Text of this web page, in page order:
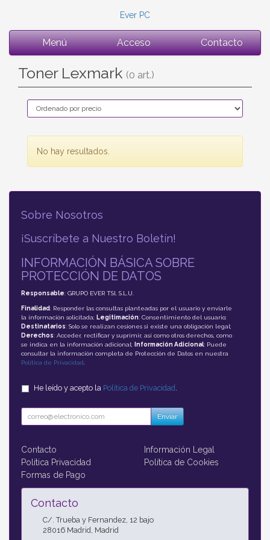
Ever PC
Menú Acceso Contacto
Toner Lexmark (0 art.)
No hay resultados.
Sobre Nosotros
¡Suscríbete a Nuestro Boletín!
INFORMACIÓN BÁSICA SOBRE
PROTECCIÓN DE DATOS
Responsable: GRUPO EVER TSI, S.L.U.
Finalidad: Responder las consultas planteadas por el usuario y enviarle
la información solicitada; Legitimación: Consentimiento del usuario;
Destinatarios: Solo se realizan cesiones si existe una obligación legal;
Derechos: Acceder, rectificar y suprimir, así como otros derechos, como
se indica en la información adicional;
Información Adicional: Puede
consultar la información completa de Protección de Datos en nuestra
Política de Privacidad
He leído y acepto la Política de Privacidad .
Enviar
Contacto
Información Legal
Política Privacidad
Política de Cookies
Formas de Pago
Contacto
C/. Trueba y Fernandez, 12 bajo
28016 Madrid, Madrid